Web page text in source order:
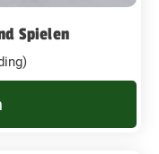
Spielen